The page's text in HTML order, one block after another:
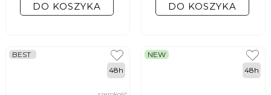
DO KOSZYKA DO KOSZYKA
BEST
48h
NEW
48h